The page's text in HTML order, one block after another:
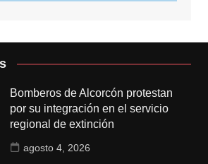
Bomberos de Alcorcón protestan
por su integración en el servicio
regional de extinción
agosto 4, 2026